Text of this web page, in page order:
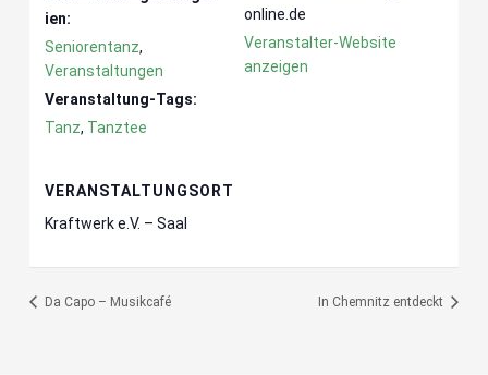
ien:
Seniorentanz,
Veranstaltungen
Veranstaltung-Tags:
Tanz, Tanztee
online.de
Veranstalter-Website
anzeigen
VERANSTALTUNGSORT
Kraftwerk e.V. – Saal
Da Capo – Musikcafé In Chemnitz entdeckt